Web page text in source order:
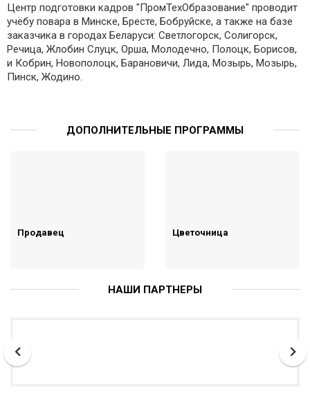
Центр подготовки кадров "ПромТехОбразование" проводит
учёбу повара в Минске, Бресте, Бобруйске, а также на базе
заказчика в городах Беларуси: Светлогорск, Солигорск,
Речица, Жлобин Слуцк, Орша, Молодечно, Полоцк, Борисов,
и Кобрин, Новополоцк, Барановичи, Лида, Мозырь, Мозырь,
Пинск, Жодино.
ДОПОЛНИТЕЛЬНЫЕ ПРОГРАММЫ
Продавец Цветочница
НАШИ ПАРТНЕРЫ